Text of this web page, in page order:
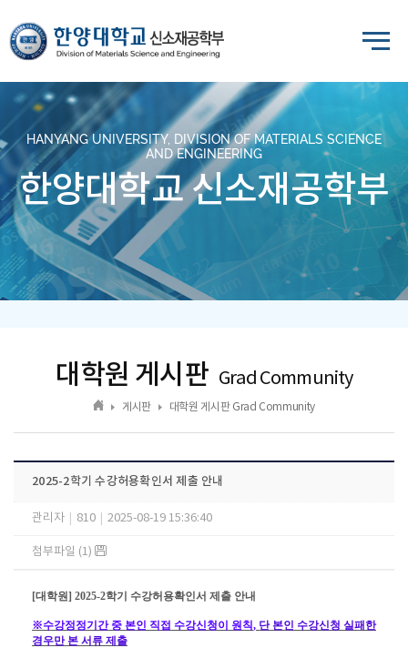
HANYANG UNIVERSITY, DIVISION OF MATERIALS SCIENCE
AND ENGINEERING
한양대학교 신소재공학부
대학원 게시판 Grad Community
게시판 대학원 게시판 Grad Community
2025-2학기 수강허용확인서 제출 안내
관리자 810 2025-08-19 15:36:40
첨부파일 (1)
[대학원] 2025-2학기 수강허용확인서 제출 안내
※수강정정기간 중 본인 직접 수강신청이 원칙, 단 본인 수강신청 실패한
경우만 본 서류 제출